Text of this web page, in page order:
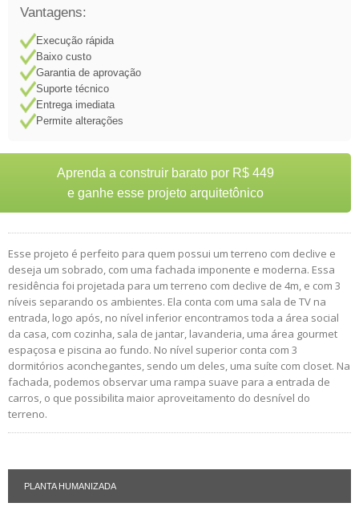
Vantagens:
Execução rápida
Baixo custo
Garantia de aprovação
Suporte técnico
Entrega imediata
Permite alterações
Aprenda a construir barato por R$ 449
e ganhe esse projeto arquitetônico
Esse projeto é perfeito para quem possui um terreno com declive e
deseja um sobrado, com uma fachada imponente e moderna. Essa
residência foi projetada para um terreno com declive de 4m, e com 3
níveis separando os ambientes. Ela conta com uma sala de TV na
entrada, logo após, no nível inferior encontramos toda a área social
da casa, com cozinha, sala de jantar, lavanderia, uma área gourmet
espaçosa e piscina ao fundo. No nível superior conta com 3
dormitórios aconchegantes, sendo um deles, uma suíte com closet. Na
fachada, podemos observar uma rampa suave para a entrada de
carros, o que possibilita maior aproveitamento do desnível do
terreno.
PLANTA HUMANIZADA